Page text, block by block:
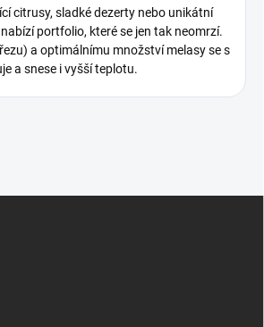
citrusy, sladké dezerty nebo unikátní
portfolio, které se jen tak neomrzí.
a optimálnímu množství melasy se s
a snese i vyšší teplotu.